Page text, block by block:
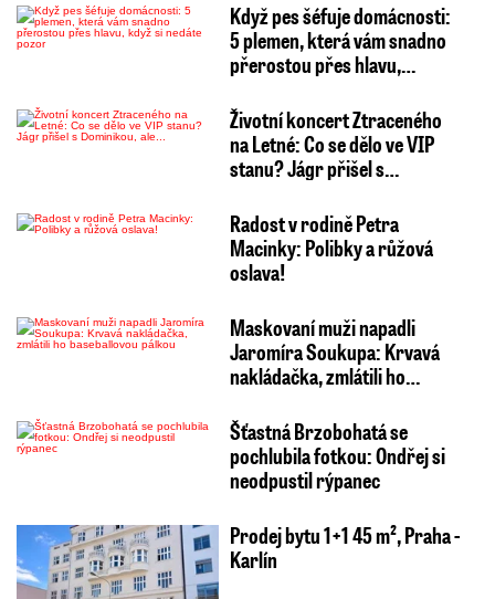
Když pes šéfuje domácnosti:
5 plemen, která vám snadno
přerostou přes hlavu,…
Životní koncert Ztraceného
na Letné: Co se dělo ve VIP
stanu? Jágr přišel s…
Radost v rodině Petra
Macinky: Polibky a růžová
oslava!
Maskovaní muži napadli
Jaromíra Soukupa: Krvavá
nakládačka, zmlátili ho…
Šťastná Brzobohatá se
pochlubila fotkou: Ondřej si
neodpustil rýpanec
Prodej bytu 1+1 45 m², Praha -
Karlín